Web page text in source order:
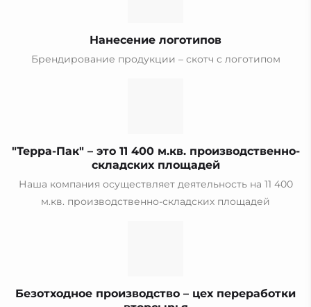
Нанесение логотипов
Брендирование продукции – скотч с логотипом
"Терра-Пак" – это 11 400 м.кв. производственно-
складских площадей
Наша компания осуществляет деятельность на 11 400
м.кв. производственно-складских площадей
Безотходное производство – цех переработки